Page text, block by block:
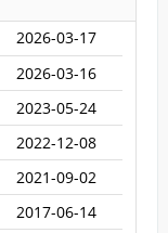
2026-03-17
2026-03-16
2023-05-24
2022-12-08
2021-09-02
2017-06-14